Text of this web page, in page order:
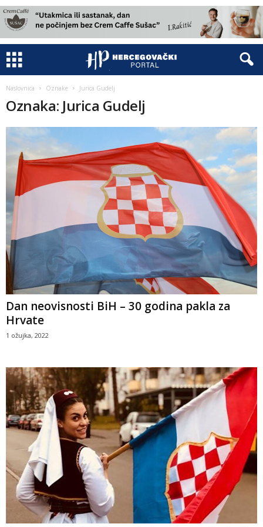
Naslovnica Oznake Jurica Gudelj
Oznaka: Jurica Gudelj
Dan neovisnosti BiH – 30 godina pakla za
Hrvate
1 ožujka, 2022